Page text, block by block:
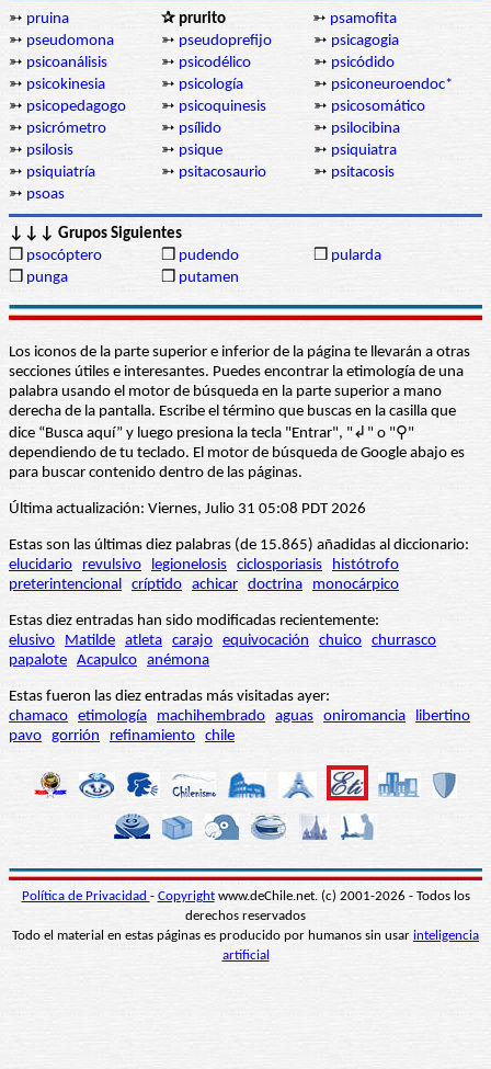
➳ pruina ✰ prurito ➳ psamofita
➳ pseudomona ➳ pseudoprefijo ➳ psicagogia
➳ psicoanálisis ➳ psicodélico ➳ psicódido
➳ psicokinesia ➳ psicología ➳ psiconeuroendoc*
➳ psicopedagogo ➳ psicoquinesis ➳ psicosomático
➳ psicrómetro ➳ psílido ➳ psilocibina
➳ psilosis ➳ psique ➳ psiquiatra
➳ psiquiatría ➳ psitacosaurio ➳ psitacosis
➳ psoas
↓↓↓ Grupos Siguientes
❒ psocóptero ❒ pudendo ❒ pularda
❒ punga ❒ putamen
Los iconos de la parte superior e inferior de la página te llevarán a otras
secciones útiles e interesantes. Puedes encontrar la etimología de una
palabra usando el motor de búsqueda en la parte superior a mano
derecha de la pantalla. Escribe el término que buscas en la casilla que
dice “Busca aquí” y luego presiona la tecla "Entrar", "↲" o "⚲"
dependiendo de tu teclado. El motor de búsqueda de Google abajo es
para buscar contenido dentro de las páginas.
Última actualización: Viernes, Julio 31 05:08 PDT 2026
Estas son las últimas diez palabras (de 15.865) añadidas al diccionario:
elucidario
revulsivo legionelosis ciclosporiasis
histótrofo
preterintencional críptido achicar doctrina monocárpico
Estas diez entradas han sido modificadas recientemente:
elusivo
Matilde atleta carajo equivocación chuico churrasco
papalote Acapulco anémona
Estas fueron las diez entradas más visitadas ayer:
chamaco etimología machihembrado aguas oniromancia
libertino
pavo gorrión refinamiento chile
Política de Privacidad - Copyrightwww.deChile.net. (c) 2001-2026 - Todos los
derechos reservados
Todo el material en estas páginas es producido por humanos sin usar inteligencia
artificial